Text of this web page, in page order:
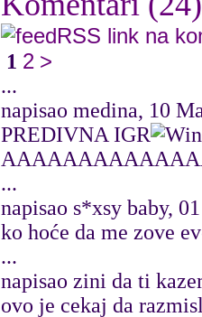
RSS link na
1 2 >
...
napisao medina, 10
PREDIVNA IGR
...
napisao s*xsy baby,
ko hoće da me zove
...
napisao zini da ti
ovo je cekaj da